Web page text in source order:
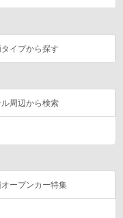
イプから探す
周辺から検索
ープンカー特集